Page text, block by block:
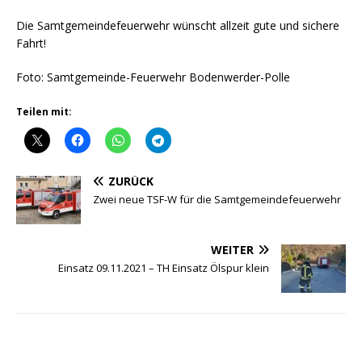
Die Samtgemeindefeuerwehr wünscht allzeit gute und sichere
Fahrt!
Foto: Samtgemeinde-Feuerwehr Bodenwerder-Polle
Teilen mit:
ZURÜCK
Zwei neue TSF-W für die Samtgemeindefeuerwehr
WEITER
Einsatz 09.11.2021 – TH Einsatz Ölspur klein